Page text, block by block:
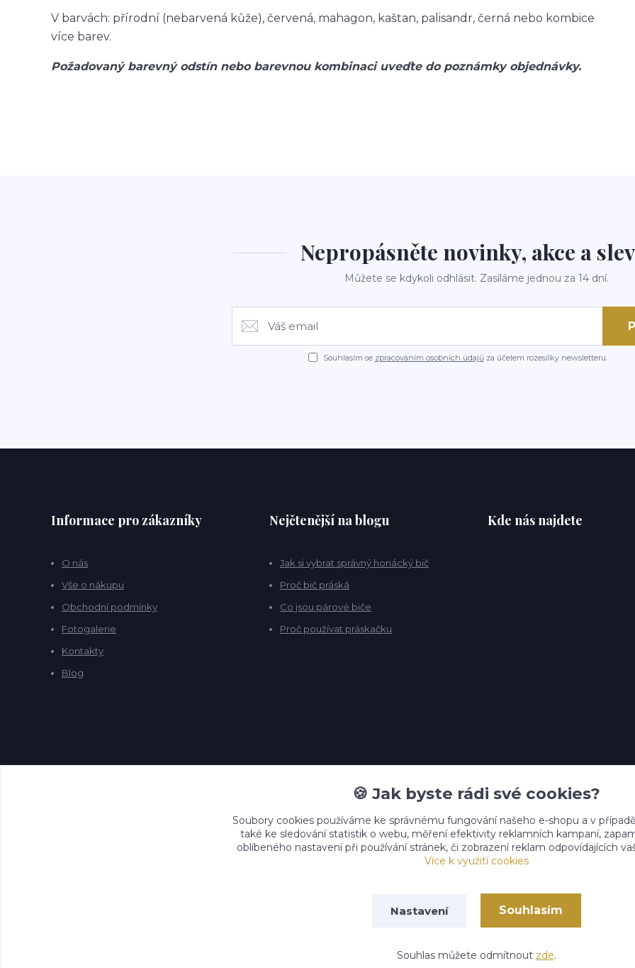
V barvách: přírodní (nebarvená kůže), červená, mahagon, kaštan, palisandr, černá nebo kombice
více barev.
Požadovaný barevný odstín nebo barevnou kombinaci uveďte do poznámky objednávky.
Nepropásněte novinky, akce a
Můžete se kdykoli odhlásit. Zasíláme jednou za 14 dní.
Souhlasím se zpracováním osobních údajůza účelem rozesílky newsletteru.
Informace pro zákazníky
O nás
Vše o nákupu
Obchodní podmínky
Fotogalerie
Kontakty
Blog
Nejčtenější na blogu
Jak si vybrat správný honácký bič
Proč bič práská
Co jsou párové biče
Proč používat práskačku
Kde nás najdete
🍪 Jak byste rádi své cookies?
Soubory cookies používáme ke správnému fungování našeho e-shopu a v
také ke sledování statistik o webu, měření efektivity reklamních kampaní,
oblíbeného nastavení při používání stránek, či zobrazení reklam odpovídajících
Více k využití cookies
Nastavení Souhlasím
Souhlas můžete odmítnout zde.